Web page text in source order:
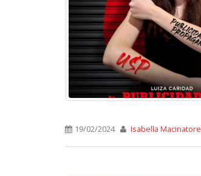
19/02/2024 Isabella Macinatore